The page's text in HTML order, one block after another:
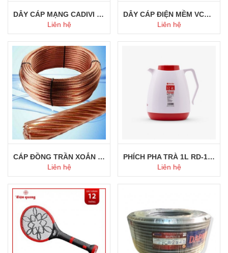
Mua ngay
DÂY CÁP MẠNG CADIVI CAT.6 UTP
Liên hệ
DÂY CÁP ĐIỆN MỀM VCM CADIVI
Liên hệ
CÁP ĐỒNG TRẦN XOẮN CADIVI
Liên hệ
PHÍCH PHA TRÀ 1L RD-1055 N1.E
Liên hệ